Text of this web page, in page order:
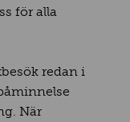
för alla
redan i
När